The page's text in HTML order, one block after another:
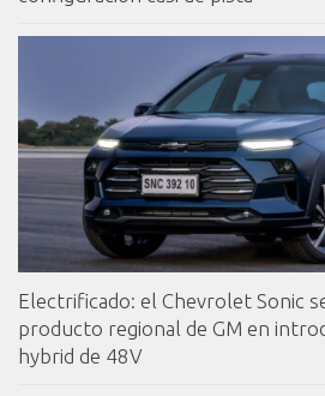
Electrificado: el Chevrolet Sonic
producto regional de GM en
hybrid de 48V